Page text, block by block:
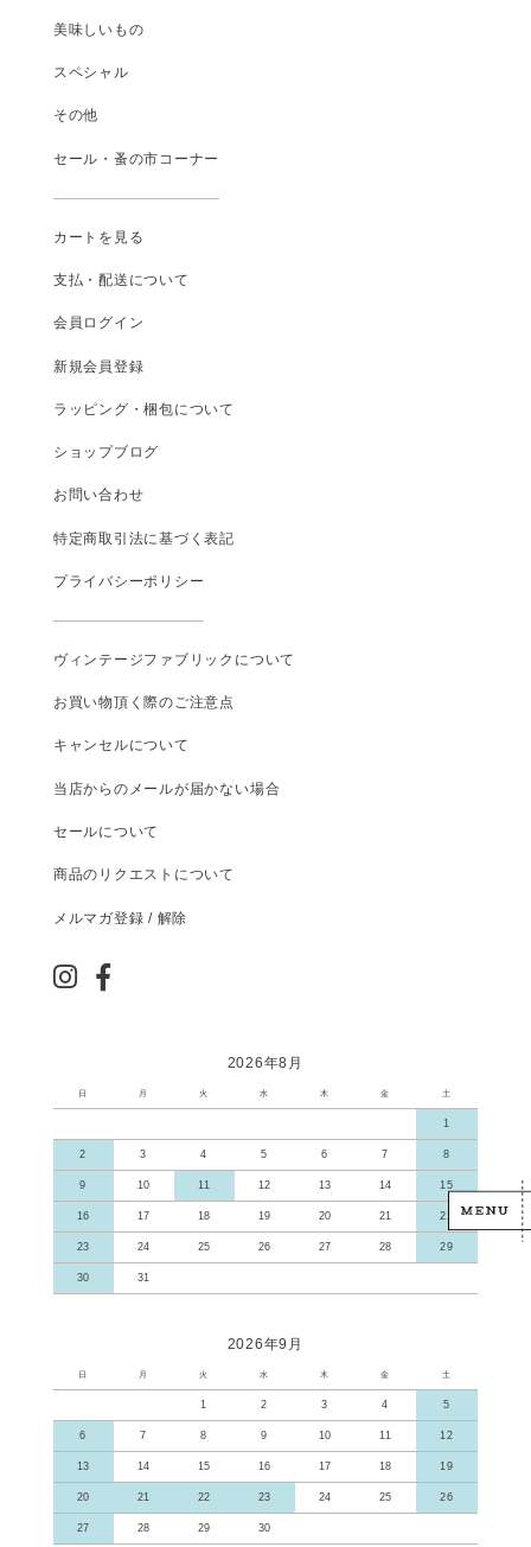
美味しいもの
スペシャル
その他
セール・蚤の市コーナー
カートを見る
支払 ・配送について
会員ログイン
新規会員登録
ラッピング・梱包について
ショップブログ
お問い合わせ
特定商取引法に基づく表記
プライバシーポリシー
ヴィンテージファブリックについて
お買い物頂く際のご注意点
キャンセルについて
当店からのメールが届かない場合
セールについて
商品のリクエストについて
メルマガ登録 / 解除
2026年8月
日 月 火 水 木 金 土
1
2 3 4 5 6 7 8
9 10 11 12 13 14 15
16 17 18 19 20 21 22
23 24 25 26 27 28 29
30 31
2026年9月
日 月 火 水 木 金 土
1 2 3 4 5
6 7 8 9 10 11 12
13 14 15 16 17 18 19
20 21 22 23 24 25 26
27 28 29 30